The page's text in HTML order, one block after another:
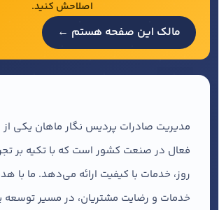
اصلاحش کنید.
مالک این صفحه هستم ←
مدیریت صادرات پردیس نگار ماهان یکی
فعال در صنعت کشور است که با تکیه بر
روز، خدمات با کیفیت ارائه می‌دهد. ما با
خدمات و رضایت مشتریان، در مسیر توسعه